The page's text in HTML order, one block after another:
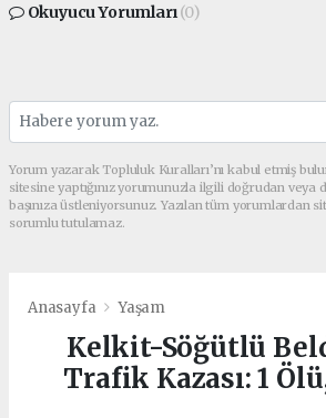
Okuyucu Yorumları(0)
Yorum yazarak Topluluk Kuralları’nı kabul etmiş
sitesine yaptığınız yorumunuzla ilgili doğrudan veya
başınıza üstleniyorsunuz. Yazılan tüm yorumlardan
sorumlu tutulamaz.
Anasayfa Yaşam
Kelkit-Söğütlü
Trafik Kazası: 1